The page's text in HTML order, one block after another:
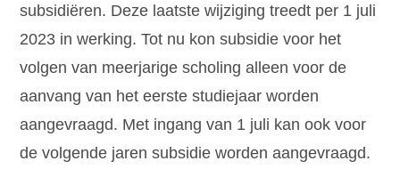
subsidiëren. Deze laatste wijziging treedt per 1 juli
2023 in werking. Tot nu kon subsidie voor het
volgen van meerjarige scholing alleen voor de
aanvang van het eerste studiejaar worden
aangevraagd. Met ingang van 1 juli kan ook voor
de volgende jaren subsidie worden aangevraagd.